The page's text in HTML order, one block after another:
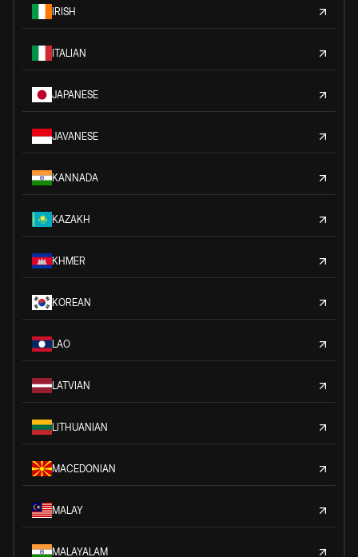
IRISH
ITALIAN
JAPANESE
JAVANESE
KANNADA
KAZAKH
KHMER
KOREAN
LAO
LATVIAN
LITHUANIAN
MACEDONIAN
MALAY
MALAYALAM